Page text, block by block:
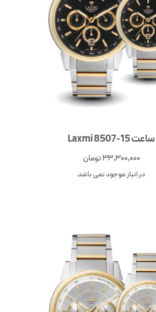
ساعت Laxmi 8507-15
33,300,000تومان
در انبار موجود نمی باشد